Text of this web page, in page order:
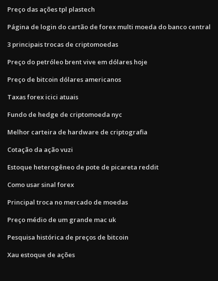
Preço das ações tpl plastech
Página de login do cartão de forex multi moeda do banco central
3 principais trocas de criptomoedas
Preço do petróleo brent vive em dólares hoje
Preço de bitcoin dólares americanos
Taxas forex icici atuais
Fundo de hedge de criptomoeda nyc
Melhor carteira de hardware de criptografia
Cotação da ação vuzi
Estoque heterogêneo de pote de picareta reddit
Como usar sinal forex
Principal troca no mercado de moedas
Preço médio de um grande mac uk
Pesquisa histórica de preços de bitcoin
Xau estoque de ações